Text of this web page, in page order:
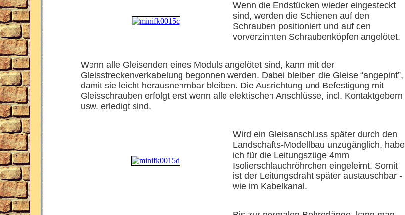
Wenn die Endstücken wieder eingesteckt
sind, werden die Schienen auf den
Schrauben positioniert und auf den
vorverzinnten Schraubenköpfen angelötet.
Wenn alle Gleisenden eines Moduls angelötet sind, kann mit der
Gleisstreckenverkabelung begonnen werden. Dabei bleiben die Gleise “angepint”,
damit sie leicht herausnehmbar bleiben. Die Ausrichtung und Befestigung mit
Gleisschrauben erfolgt erst wenn alle elektischen Anschlüsse, incl. Kontaktgebern
usw. erledigt sind.
Wird ein Gleisanschluss später durch den
Landschafts-Modellbau unzugänglich, habe
ich für die Leitungszüge 4mm
Isolierschlauchröhrchen eingeleimt. Somit
ist der Leitungsdraht später austauschbar -
wie im Kabelkanal.